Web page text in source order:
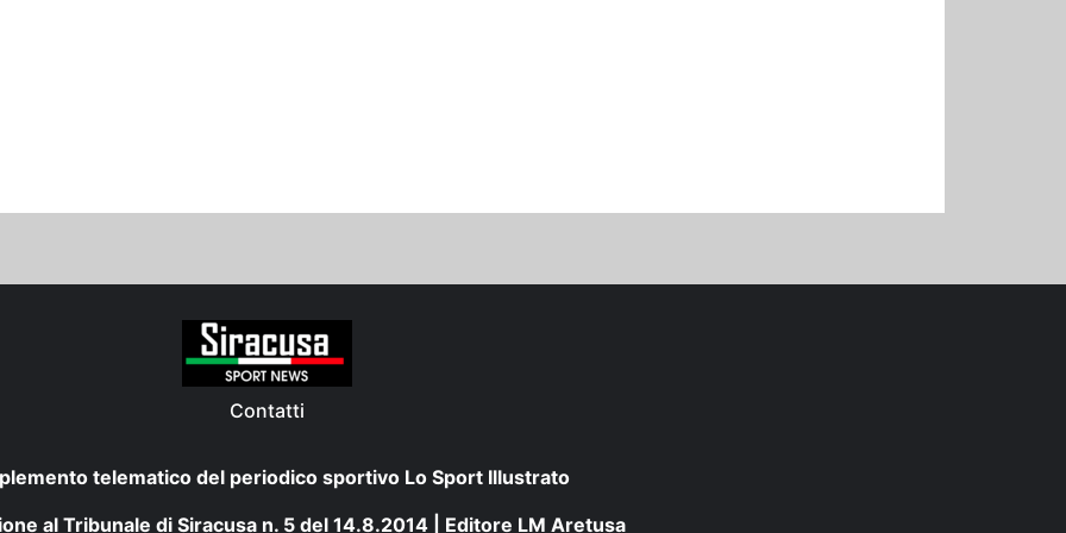
Contatti
telematico del periodico sportivo Lo Sport Illustrato
al Tribunale di Siracusa n. 5 del 14.8.2014 | Editore LM Aretusa